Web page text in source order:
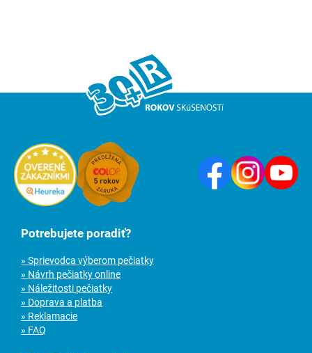
Potrebujete poradiť?
» Sprievodca výberom pečiatky
» Návrh pečiatky online
» Náležitosti pečiatky
» Doprava a platba
» Reklamacie
» FAQ